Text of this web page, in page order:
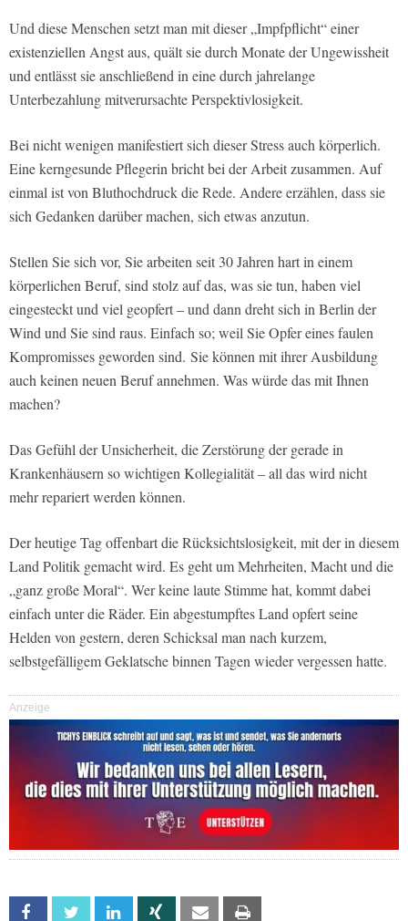
Und diese Menschen setzt man mit dieser „Impfpflicht“ einer
existenziellen Angst aus, quält sie durch Monate der Ungewissheit
und entlässt sie anschließend in eine durch jahrelange
Unterbezahlung mitverursachte Perspektivlosigkeit.
Bei nicht wenigen manifestiert sich dieser Stress auch körperlich.
Eine kerngesunde Pflegerin bricht bei der Arbeit zusammen. Auf
einmal ist von Bluthochdruck die Rede. Andere erzählen, dass sie
sich Gedanken darüber machen, sich etwas anzutun.
Stellen Sie sich vor, Sie arbeiten seit 30 Jahren hart in einem
körperlichen Beruf, sind stolz auf das, was sie tun, haben viel
eingesteckt und viel geopfert – und dann dreht sich in Berlin der
Wind und Sie sind raus. Einfach so; weil Sie Opfer eines faulen
Kompromisses geworden sind. Sie können mit ihrer Ausbildung
auch keinen neuen Beruf annehmen. Was würde das mit Ihnen
machen?
Das Gefühl der Unsicherheit, die Zerstörung der gerade in
Krankenhäusern so wichtigen Kollegialität – all das wird nicht
mehr repariert werden können.
Der heutige Tag offenbart die Rücksichtslosigkeit, mit der in diesem
Land Politik gemacht wird. Es geht um Mehrheiten, Macht und die
„ganz große Moral“. Wer keine laute Stimme hat, kommt dabei
einfach unter die Räder. Ein abgestumpftes Land opfert seine
Helden von gestern, deren Schicksal man nach kurzem,
selbstgefälligem Geklatsche binnen Tagen wieder vergessen hatte.
Anzeige
Facebook Twitter Linkedin Xing Email